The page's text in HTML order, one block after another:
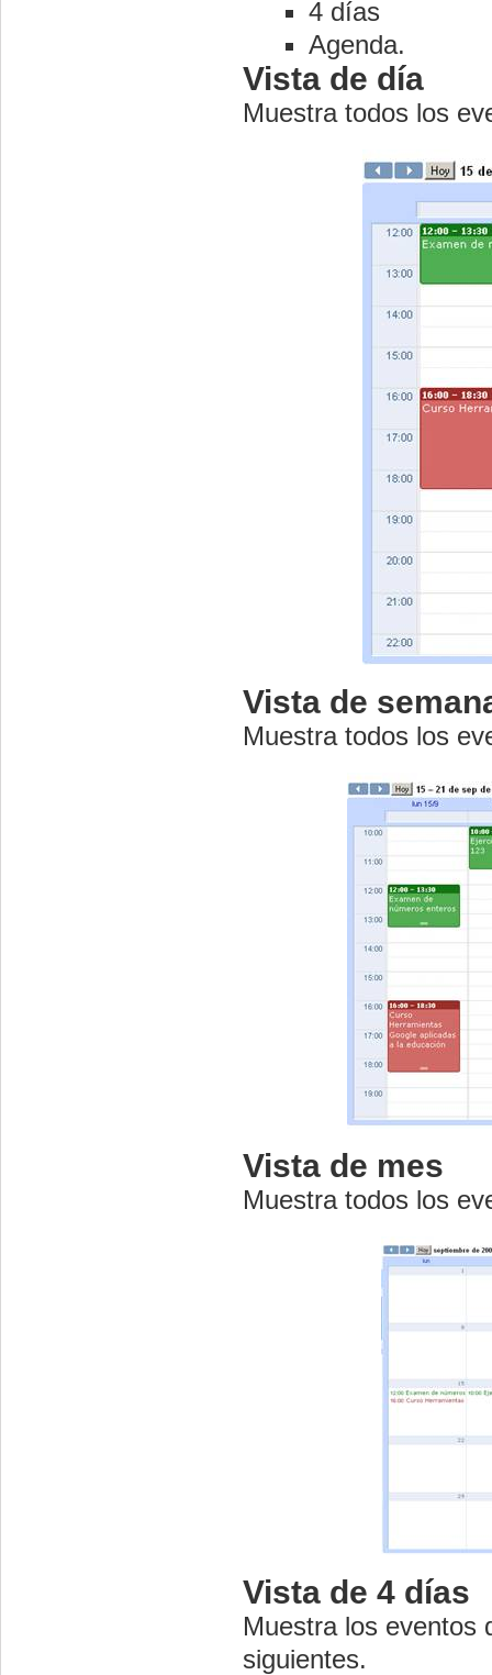
4 días
Agenda.
Vista de día
Muestra todos los
Vista de
Muestra todos los
Vista de mes
Muestra todos los
Vista de 4 días
Muestra los
siguientes.